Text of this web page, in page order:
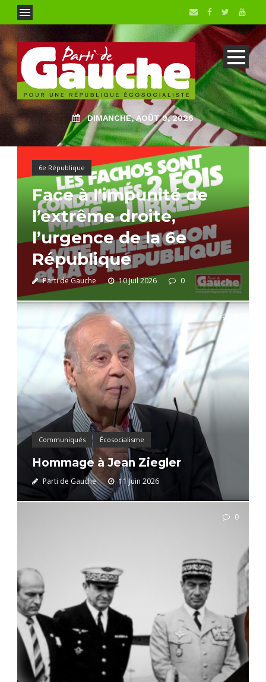
DIMANCHE, AOÛT 9, 2026
6e République
Face à l’impunité de
l’extrême droite,
l’urgence de la 6e
République
Parti de Gauche 10 Juil 2026 0
Communiqués Écosocialisme
Hommage à Jean Ziegler
Parti de Gauche 11 Juin 2026
0